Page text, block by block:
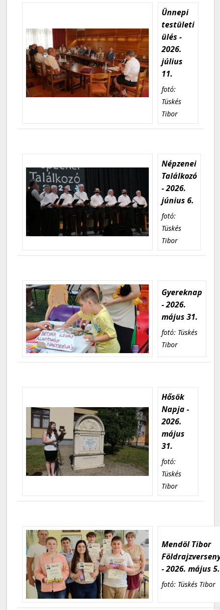
Ünnepi
testületi
ülés -
2026.
július
11.
fotó:
Tüskés
Tibor
Népzenei
Találkozó
- 2026.
június 6.
fotó:
Tüskés
Tibor
Gyereknap
- 2026.
május 31.
fotó: Tüskés
Tibor
Hősök
Napja -
2026.
május
31.
fotó:
Tüskés
Tibor
Mendöl Tibor
- 2026. május 5.
fotó: Tüskés Tibor